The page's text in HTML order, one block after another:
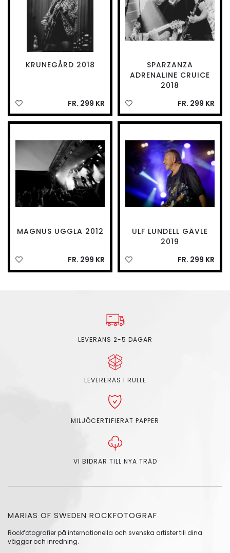
KRUNEGÅRD 2018
FR. 299 KR
SPARZANZA
ADRENALINE CRUICE
2018
FR. 299 KR
MAGNUS UGGLA 2012
FR. 299 KR
ULF LUNDELL GÄVLE
2019
FR. 299 KR
LEVERANS 2-5 DAGAR
LEVERERAS I RULLE
MILJÖCERTIFIERAT PAPPER
VI BIDRAR TILL NYA TRÄD
MARIAS OF SWEDEN ROCKFOTOGRAF
Rockfotografier på internationella och svenska artister till dina
väggar och inredning.